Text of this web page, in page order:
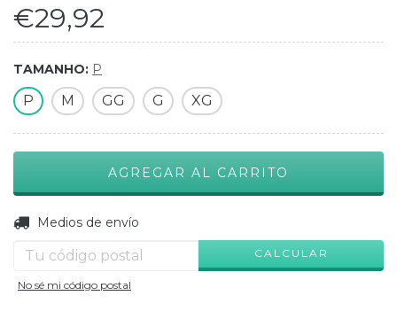
€29,92
TAMANHO: P
P M GG G XG
Entregas para el CP:
Medios de envío
CALCULAR
No sé mi código postal